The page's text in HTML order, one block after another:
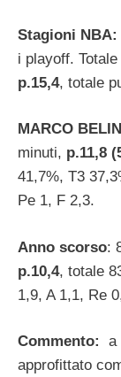
Stagioni NBA:
i playoff.
p.15,4, totale
MARCO
minuti, p.11,8
41,7%, T3
Pe 1, F 2,3.
Anno scorso:
p.10,4, totale
1,9, A 1,1, Re
Commento:
a
approfittato